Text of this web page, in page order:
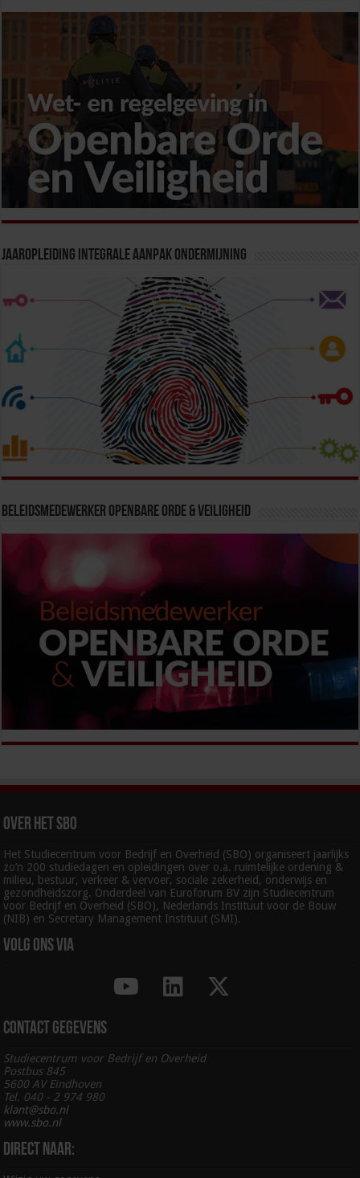
Jaaropleiding Integrale Aanpak Ondermijning
Beleidsmedewerker Openbare Orde & Veiligheid
Over het SBO
Het Studiecentrum voor Bedrijf en Overheid (SBO) organiseert jaarlijks
zo’n 200 studiedagen en opleidingen over o.a. ruimtelijke ordening &
milieu, bestuur, verkeer & vervoer, sociale zekerheid, onderwijs en
gezondheidszorg. Onderdeel van Euroforum BV zijn Studiecentrum
voor Bedrijf en Overheid (SBO), Nederlands Instituut voor de Bouw
(NIB) en Secretary Management Instituut (SMI).
Volg ons via
Contact gegevens
Studiecentrum voor Bedrijf en Overheid
Postbus 845
5600 AV Eindhoven
Tel. 040 - 2 974 980
klant@sbo.nl
www.sbo.nl
Direct naar: